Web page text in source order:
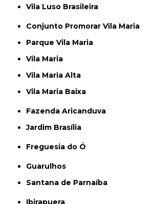
Vila Luso Brasileira
Conjunto Promorar Vila Maria
Parque Vila Maria
Vila Maria
Vila Maria Alta
Vila Maria Baixa
Fazenda Aricanduva
Jardim Brasília
Freguesia do Ó
Guarulhos
Santana de Parnaíba
Ibirapuera